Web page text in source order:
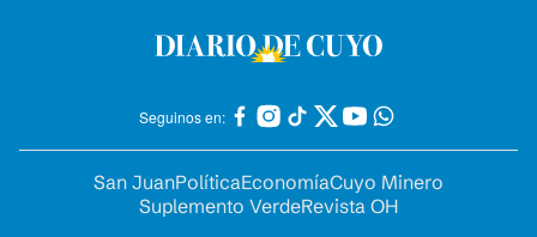
Seguinos en:
San JuanPolíticaEconomíaCuyo Minero
Suplemento VerdeRevista OH